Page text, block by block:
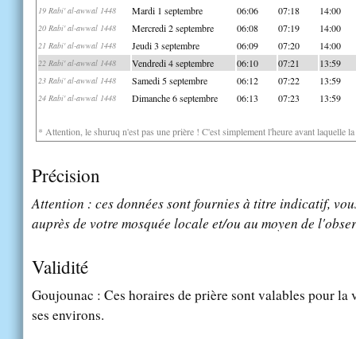
19 Rabi' al-awwal 1448 Mardi 1 septembre 06:06 07:18 14:00
20 Rabi' al-awwal 1448 Mercredi 2 septembre 06:08 07:19 14:00
21 Rabi' al-awwal 1448 Jeudi 3 septembre 06:09 07:20 14:00
22 Rabi' al-awwal 1448 Vendredi 4 septembre 06:10 07:21 13:59
23 Rabi' al-awwal 1448 Samedi 5 septembre 06:12 07:22 13:59
24 Rabi' al-awwal 1448 Dimanche 6 septembre 06:13 07:23 13:59
* Attention, le shuruq n'est pas une prière ! C'est simplement l'heure avant laquelle
Précision
Attention : ces données sont fournies à titre indicatif,
auprès de votre mosquée locale et/ou au moyen de
Validité
Goujounac : Ces horaires de prière sont valables pour
ses environs.